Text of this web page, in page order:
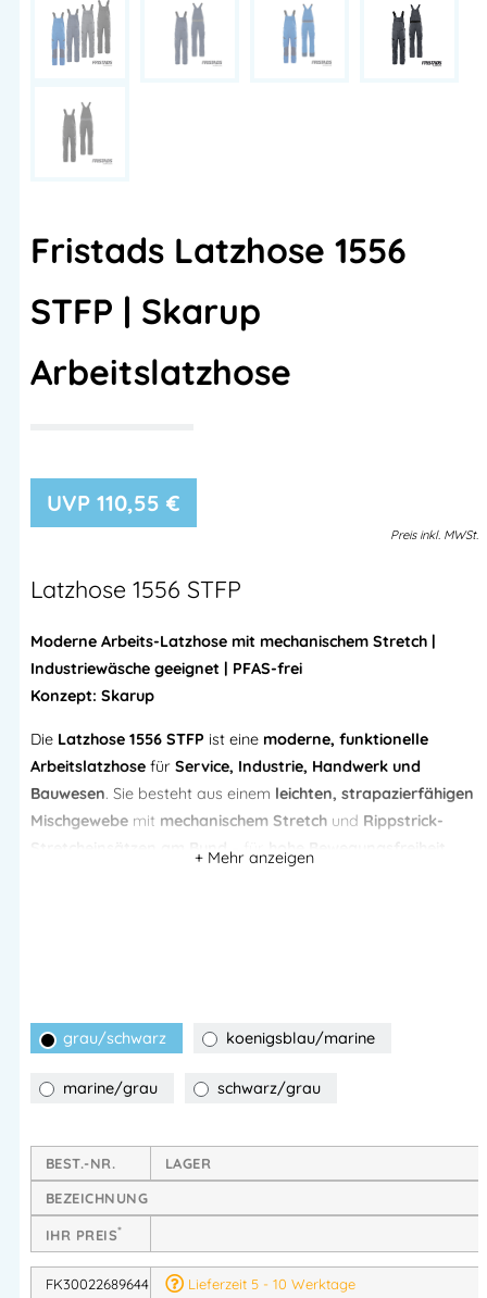
Fristads Latzhose 1556
STFP | Skarup
Arbeitslatzhose
110,55 €
Preis inkl. MWSt.
Latzhose 1556 STFP
Moderne Arbeits-Latzhose mit mechanischem Stretch |
Industriewäsche geeignet | PFAS-frei
Konzept: Skarup
Die Latzhose 1556 STFP ist eine moderne, funktionelle
Arbeitslatzhose für Service, Industrie, Handwerk und
Bauwesen. Sie besteht aus einem leichten, strapazierfähigen
Mischgewebe mit mechanischem Stretch und Rippstrick-
Stretcheinsätzen am Bund – für
hohe Bewegungsfreiheit,
Technische Eigenschaften
Bewegungsfreiheit
Sichtbarkeit
Verstellbare, elastische Träger
Latztasche
Rippstrick-Stretcheinsätze am Bund
Frontreißverschluss
BEST.-NR.
LAGER
BEZEICHNUNG
IHR PREIS*
FK30022689644
Lieferzeit 5 - 10 Werktage
grau/schwarz koenigsblau/marine
marine/grau schwarz/grau